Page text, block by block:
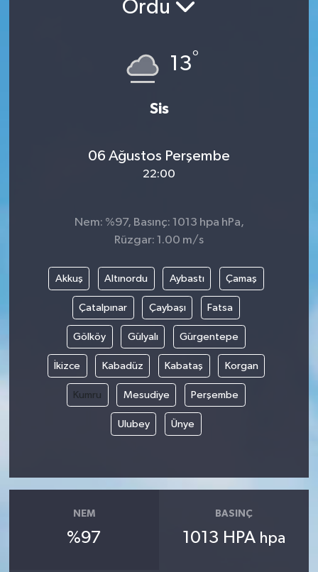
Ordu
13°
Sis
06 Ağustos Perşembe
22:00
Nem: %97, Basınç: 1013 hpa hPa,
Rüzgar: 1.00 m/s
Akkuş Altınordu Aybastı Çamaş
Çatalpınar Çaybaşı Fatsa
Gölköy Gülyalı Gürgentepe
İkizce Kabadüz Kabataş Korgan
Kumru Mesudiye Perşembe
Ulubey Ünye
NEM
%97
BASINÇ
1013 HPA hpa
BİLİM VE TEKNOLOJİ
HABERDE İNSAN
KÜLTÜR SANAT
MAGAZİN
ÖZEL HABER
SPOR